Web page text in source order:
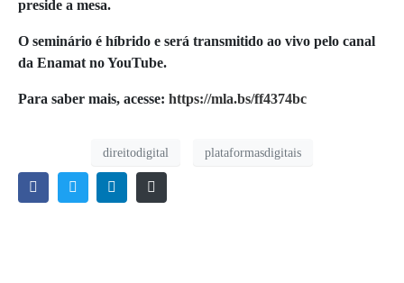
preside a mesa.
O seminário é híbrido e será transmitido ao vivo pelo canal
da Enamat no YouTube.
Para saber mais, acesse: https://mla.bs/ff4374bc
direitodigital plataformasdigitais